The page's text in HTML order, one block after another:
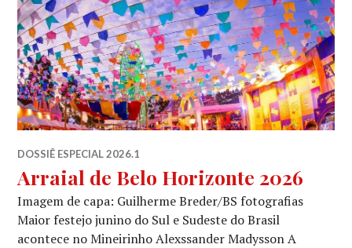
DOSSIÊ ESPECIAL 2026.1
Arraial de Belo Horizonte 2026
Imagem de capa: Guilherme Breder/BS fotografias
Maior festejo junino do Sul e Sudeste do Brasil
acontece no Mineirinho Alexssander Madysson A